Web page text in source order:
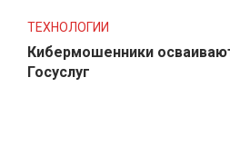
ТЕХНОЛОГИИ
Кибермошенники
Госуслуг